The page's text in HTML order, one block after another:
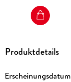
Produktdetails
Erscheinungsdatum